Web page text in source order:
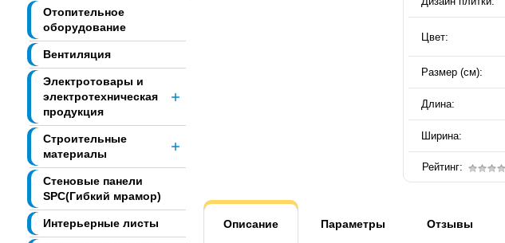
Отопительное
оборудование
Вентиляция
Электротовары и
электротехническая
продукция
Строительные
материалы
Стеновые панели
SPC(Гибкий мрамор)
Интерьерные листы
Цвет:
Размер (см):
Длина:
Ширина:
Рейтинг:
Описание Параметры Отзывы